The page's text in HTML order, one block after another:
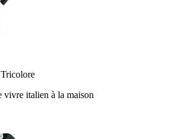
vivre italien à la maison